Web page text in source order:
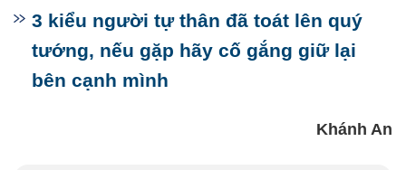
3 kiểu người tự thân đã toát lên quý
tướng, nếu gặp hãy cố gắng giữ lại
bên cạnh mình
Khánh An